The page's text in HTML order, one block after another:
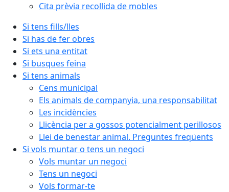
Cita prèvia recollida de mobles
Si tens fills/lles
Si has de fer obres
Si ets una entitat
Si busques feina
Si tens animals
Cens municipal
Els animals de companyia, una responsabilitat
Les incidències
Llicència per a gossos potencialment perillosos
Llei de benestar animal. Preguntes freqüents
Si vols muntar o tens un negoci
Vols muntar un negoci
Tens un negoci
Vols formar-te